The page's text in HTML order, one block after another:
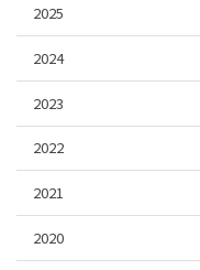
2025
2024
2023
2022
2021
2020